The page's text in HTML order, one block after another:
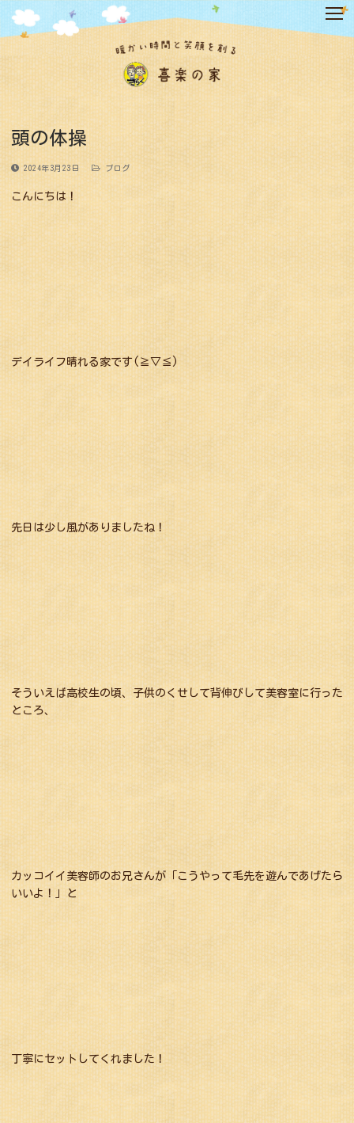
テ
ン
ツ
へ
ス
キ
ッ
プ
頭の体操
2024年3月23日 ブログ
こんにちは！
デイライフ晴れる家です(≧▽≦)
先日は少し風がありましたね！
そういえば高校生の頃、子供のくせして背伸びして美容室に行った
ところ、
カッコイイ美容師のお兄さんが「こうやって毛先を遊んであげたら
いいよ！」と
丁寧にセットしてくれました！